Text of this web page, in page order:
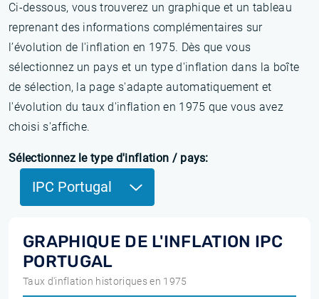
Ci-dessous, vous trouverez un graphique et un tableau
reprenant des informations complémentaires sur
l’évolution de l'inflation en 1975. Dès que vous
sélectionnez un pays et un type d'inflation dans la boîte
de sélection, la page s'adapte automatiquement et
l'évolution du taux d'inflation en 1975 que vous avez
choisi s'affiche.
Sélectionnez le type d'inflation / pays:
IPC Portugal
GRAPHIQUE DE L'INFLATION IPC
PORTUGAL
Taux d'inflation historiques en 1975